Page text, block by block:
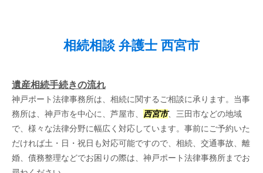
相続相談 弁護士 西宮市
遺産相続手続きの流れ
神戸ポート法律事務所は、相続に関するご相談に承ります。当事
務所は、神戸市を中心に、芦屋市、 西宮市、三田市などの地域
で、様々な法律分野に幅広く対応しています。事前にご予約いた
だければ土・日・祝日も対応可能ですので、相続、交通事故、離
婚、債務整理などでお困りの際は、神戸ポート法律事務所までお